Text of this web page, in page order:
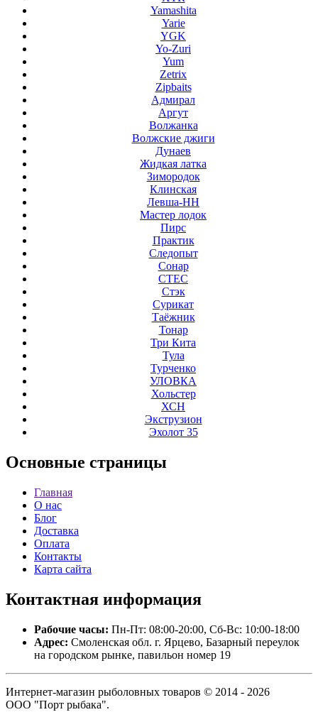
Yamashita
Yarie
YGK
Yo-Zuri
Yum
Zetrix
Zipbaits
Адмирал
Аргут
Волжанка
Волжские джиги
Дунаев
Жидкая латка
Зимородок
Клинская
Левша-НН
Мастер лодок
Пирс
Практик
Следопыт
Сонар
СТЕС
Стэк
Сурикат
Таёжник
Тонар
Три Кита
Тула
Турченко
УЛОВКА
Хольстер
ХСН
Экструзион
Эхолот 35
Основные страницы
Главная
О нас
Блог
Доставка
Оплата
Контакты
Карта сайта
Контактная информация
Рабочие часы: Пн-Пт: 08:00-20:00, Сб-Вс: 10:00-18:00
Адрес: Смоленская обл. г. Ярцево, Базарный переулок
на городском рынке, павильон номер 19
Интернет-магазин рыболовных товаров © 2014 - 2026
ООО "Порт рыбака".